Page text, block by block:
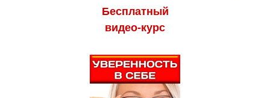
Бесплатный
видео-курс